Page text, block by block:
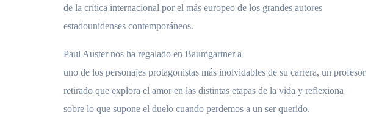
de la crítica internacional por el más europeo de los grandes autores
estadounidenses contemporáneos.
Paul Auster nos ha regalado en Baumgartner a
uno de los personajes protagonistas más inolvidables de su carrera, un profesor
retirado que explora el amor en las distintas etapas de la vida y reflexiona
sobre lo que supone el duelo cuando perdemos a un ser querido.